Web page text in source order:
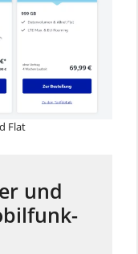
Flat
und